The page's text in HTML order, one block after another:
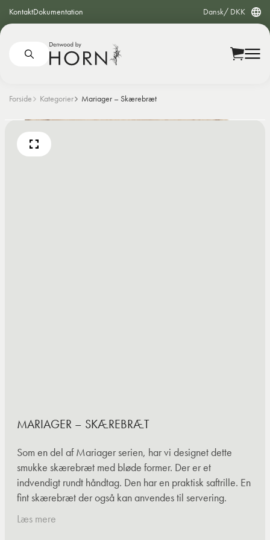
KontaktDokumentation Dansk DKK
Forside Kategorier Mariager – Skærebræt
MARIAGER – SKÆREBRÆT
Som en del af Mariager serien, har vi designet dette
smukke skærebræt med bløde former. Der er et
indvendigt rundt håndtag. Den har en praktisk saftrille. En
fint skærebræt der også kan anvendes til servering.
Læs mere